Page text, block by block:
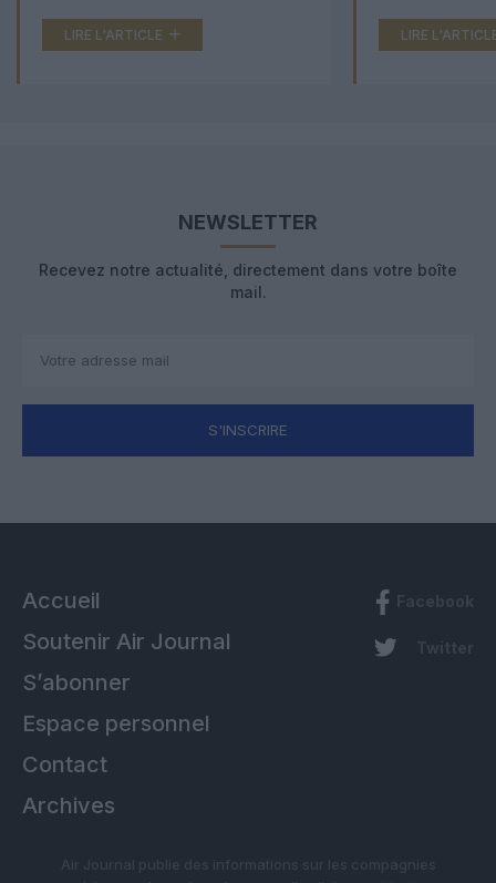
LIRE L'ARTICLE LIRE
NEWSLETTER
Recevez notre actualité, directement dans votre boîte
mail.
S'INSCRIRE
Accueil
Soutenir Air Journal
S’abonner
Espace personnel
Contact
Archives